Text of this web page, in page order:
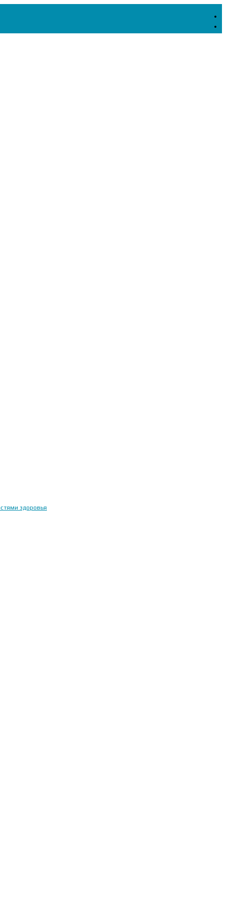
здоровья